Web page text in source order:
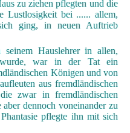
zu ziehen pflegten und die
Lustlosigkeit bei ...... allem,
ging, in neuen Auftrieb
Hauslehrer in allen,
wurde, war in der Tat ein
Königen und von
aus fremdländischen
zwar in fremdländischen
dennoch voneinander zu
pflegte ihn mit sich